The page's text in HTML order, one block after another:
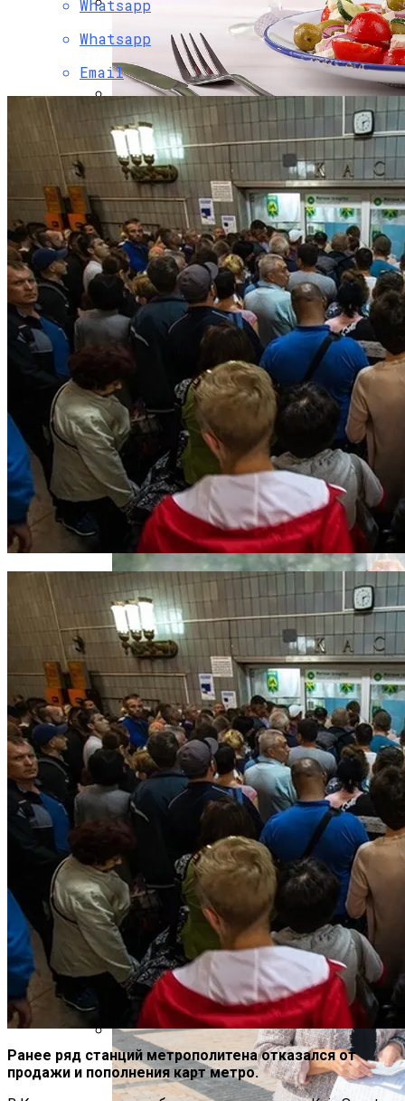
Растущая Концентрация Власти В
Руках Си Цзиньпина: Мир Не Обмануть
Военные Рельсы Спасут Британскую
Экономику?
На Какую Зарплату Могут
Рассчитывать Украинцы За Рубежом:
Советы Для Беженцев
Коронавирус В США Оказался
Смертоноснее «испанки» 1918 Года
Извержение Вулкана На Юге Исландии:
Чрезвычайное Положение И Эвакуация
Индия Не Будет Спрашивать
Разрешения На Запуск Моделей ИИ
Как Сочетать Вина С Салатами:
Делится Опытом АЛКОМАГ
В Киеве Вновь Ожидаются Дожди
«Укрзализныця» Разозлила Украинцев
Стаканами За Полтора Миллиона
Гривен
Whatsapp
Whatsapp
Email
Ранее ряд станций метрополитена отказался от
продажи и пополнения карт метро.